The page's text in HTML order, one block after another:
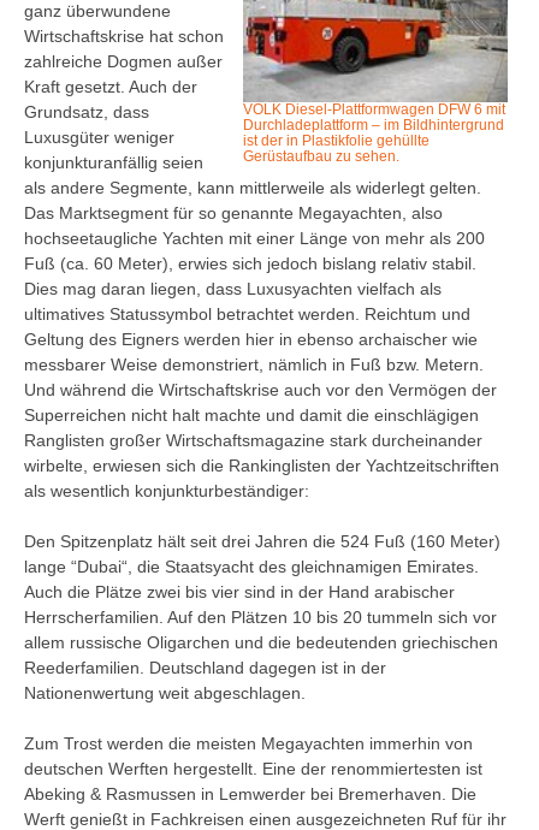
VOLK Diesel-Plattformwagen DFW 6 mit
Durchladeplattform – im Bildhintergrund
ist der in Plastikfolie gehüllte
Gerüstaufbau zu sehen.
ganz überwundene
Wirtschaftskrise hat schon
zahlreiche Dogmen außer
Kraft gesetzt. Auch der
Grundsatz, dass
Luxusgüter weniger
konjunkturanfällig seien
als andere Segmente, kann mittlerweile als widerlegt gelten.
Das Marktsegment für so genannte Megayachten, also
hochseetaugliche Yachten mit einer Länge von mehr als 200
Fuß (ca. 60 Meter), erwies sich jedoch bislang relativ stabil.
Dies mag daran liegen, dass Luxusyachten vielfach als
ultimatives Statussymbol betrachtet werden. Reichtum und
Geltung des Eigners werden hier in ebenso archaischer wie
messbarer Weise demonstriert, nämlich in Fuß bzw. Metern.
Und während die Wirtschaftskrise auch vor den Vermögen der
Superreichen nicht halt machte und damit die einschlägigen
Ranglisten großer Wirtschaftsmagazine stark durcheinander
wirbelte, erwiesen sich die Rankinglisten der Yachtzeitschriften
als wesentlich konjunkturbeständiger:
Den Spitzenplatz hält seit drei Jahren die 524 Fuß (160 Meter)
lange “Dubai“, die Staatsyacht des gleichnamigen Emirates.
Auch die Plätze zwei bis vier sind in der Hand arabischer
Herrscherfamilien. Auf den Plätzen 10 bis 20 tummeln sich vor
allem russische Oligarchen und die bedeutenden griechischen
Reederfamilien. Deutschland dagegen ist in der
Nationenwertung weit abgeschlagen.
Zum Trost werden die meisten Megayachten immerhin von
deutschen Werften hergestellt. Eine der renommiertesten ist
Abeking & Rasmussen in Lemwerder bei Bremerhaven. Die
Werft genießt in Fachkreisen einen ausgezeichneten Ruf für ihr